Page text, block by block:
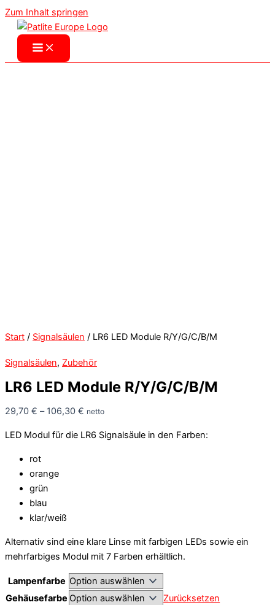
Zum Inhalt springen
Start / Signalsäulen / LR6 LED Module R/Y/G/C/B/M
Signalsäulen, Zubehör
LR6 LED Module R/Y/G/C/B/M
29,70 € – 106,30 € netto
LED Modul für die LR6 Signalsäule in den Farben:
rot
orange
grün
blau
klar/weiß
Alternativ sind eine klare Linse mit farbigen LEDs sowie ein
mehrfarbiges Modul mit 7 Farben erhältlich.
Lampenfarbe
Gehäusefarbe
Zurücksetzen